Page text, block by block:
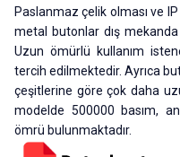
Paslanmaz çelik olması ve
metal butonlar dış
Uzun ömürlü kullanım
tercih edilmektedir. Ayrıca
çeşitlerine göre çok daha
modelde 500000 basım,
ömrü bulunmaktadır.